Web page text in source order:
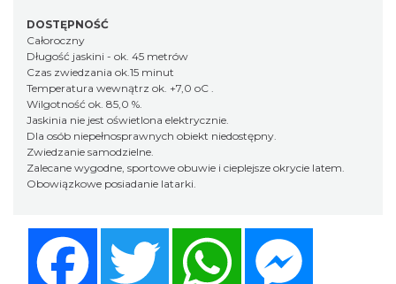
DOSTĘPNOŚĆ
Całoroczny
Długość jaskini - ok. 45 metrów
Czas zwiedzania ok.15 minut
Temperatura wewnątrz ok. +7,0 oC .
Wilgotność ok. 85,0 %.
Jaskinia nie jest oświetlona elektrycznie.
Dla osób niepełnosprawnych obiekt niedostępny.
Zwiedzanie samodzielne.
Zalecane wygodne, sportowe obuwie i cieplejsze okrycie latem.
Obowiązkowe posiadanie latarki.
Twitter WhatsApp